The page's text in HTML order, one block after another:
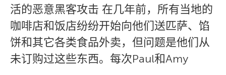
活的恶意黑客攻击 在几年前，所有当地的
咖啡店和饭店纷纷开始向他们送匹萨、馅
饼和其它各类食品外卖，但问题是他们从
未订购过这些东西。每次Paul和Amy